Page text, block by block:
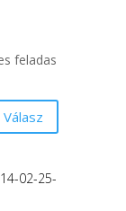
feladas
Válasz
02-25-